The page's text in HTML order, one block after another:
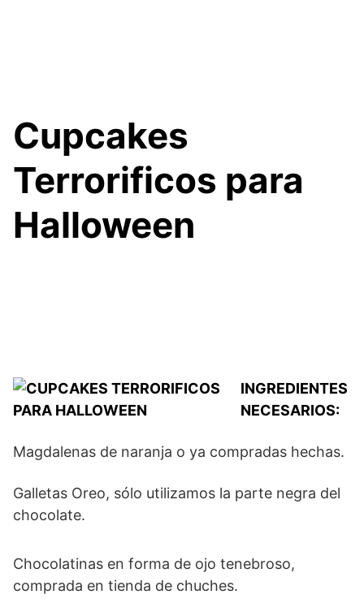
Cupcakes
Terrorificos para
Halloween
INGREDIENTES
NECESARIOS:
Magdalenas de naranja o ya compradas hechas.
Galletas Oreo, sólo utilizamos la parte negra del
chocolate.
Chocolatinas en forma de ojo tenebroso,
comprada en tienda de chuches.